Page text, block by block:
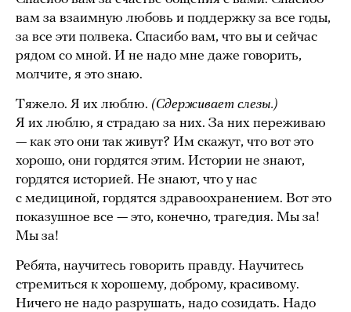
вам за взаимную любовь и поддержку за все годы,
за все эти полвека. Спасибо вам, что вы и сейчас
рядом со мной. И не надо мне даже говорить,
молчите, я это знаю.
Тяжело. Я их люблю. (Сдерживает слезы.)
Я их люблю, я страдаю за них. За них переживаю
— как это они так живут? Им скажут, что вот это
хорошо, они гордятся этим. Истории не знают,
гордятся историей. Не знают, что у нас
с медициной, гордятся здравоохранением. Вот это
показушное все — это, конечно, трагедия. Мы за!
Мы за!
Ребята, научитесь говорить правду. Научитесь
стремиться к хорошему, доброму, красивому.
Ничего не надо разрушать, надо созидать. Надо